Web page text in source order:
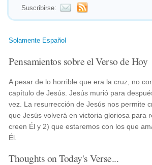
Suscribirse:
Solamente Español
Pensamientos sobre el Verso de Hoy
A pesar de lo horrible que era la cruz, no
capítulo de Jesús. Jesús murió para
vez. La resurrección de Jesús nos permite
que Jesús volverá en victoria gloriosa para
creen Él y 2) que estaremos con los que
Él.
Thoughts on Today's Verse...